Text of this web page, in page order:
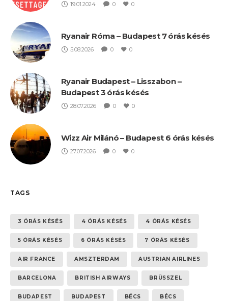
19.01.2024 0 0
Ryanair Róma – Budapest 7 órás késés
5.08.2026 0 0
Ryanair Budapest – Lisszabon –
Budapest 3 órás késés
28.07.2026 0 0
Wizz Air Milánó – Budapest 6 órás késés
27.07.2026 0 0
TAGS
3 ÓRÁS KÉSÉS 4 ÓRÁS KÉSÉS 4 ÓRÁS KÉSÉS
5 ÓRÁS KÉSÉS 6 ÓRÁS KÉSÉS 7 ÓRÁS KÉSÉS
AIR FRANCE AMSZTERDAM AUSTRIAN AIRLINES
BARCELONA BRITISH AIRWAYS BRÜSSZEL
BUDAPEST BUDAPEST BÉCS BÉCS